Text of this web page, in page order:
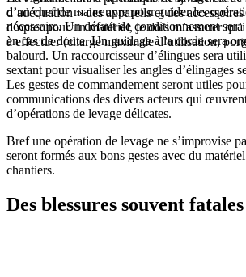
d’adéquation » des appareils et des
d’opter pour un matériel, je dois m’assurer
à effectuer (charge maximale d’utilisation,
d’un chef de manœuvre pour guider les
nécessaire. Un défaut de conditionnement
en cas de doute. Un guidage à la corde sera
balourd. Un raccourcisseur d’élingues sera
sextant pour visualiser les angles d’élingages
Les gestes de commandement seront utiles
communications des divers acteurs qui
d’opérations de levage délicates.
Bref une opération de levage ne s’improvise
seront formés aux bons gestes avec du
chantiers.
Des blessures souvent fatales